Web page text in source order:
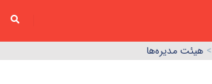
> هیئت مدیره‌ها